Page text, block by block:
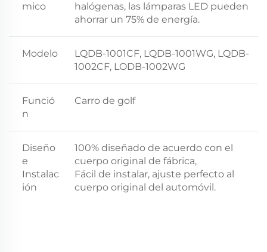
mico
halógenas, las lámparas LED pueden
ahorrar un 75% de energía.
Modelo
LQDB-1001CF, LQDB-1001WG, LQDB-
1002CF, LODB-1002WG
Funció
n
Carro de golf
Diseño
e
Instalac
ión
100% diseñado de acuerdo con el
cuerpo original de fábrica,
Fácil de instalar, ajuste perfecto al
cuerpo original del automóvil.